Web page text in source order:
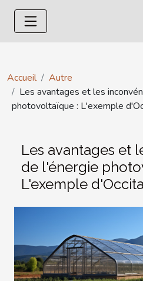
Accueil
Autre
Les avantages et les
photovoltaïque : L'exemple
Les avantages et
de l'énergie
L'exemple